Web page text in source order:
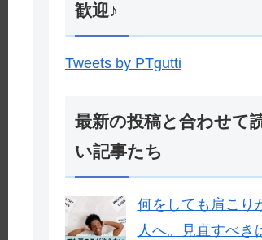
歓迎♪
Tweets by PTgutti
最新の投稿と合わせて
い記事たち
何をしても肩こり
人へ。見直すべき